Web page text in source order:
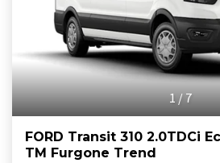
1/7
FORD Transit 310 2.0TDCi
TM Furgone Trend